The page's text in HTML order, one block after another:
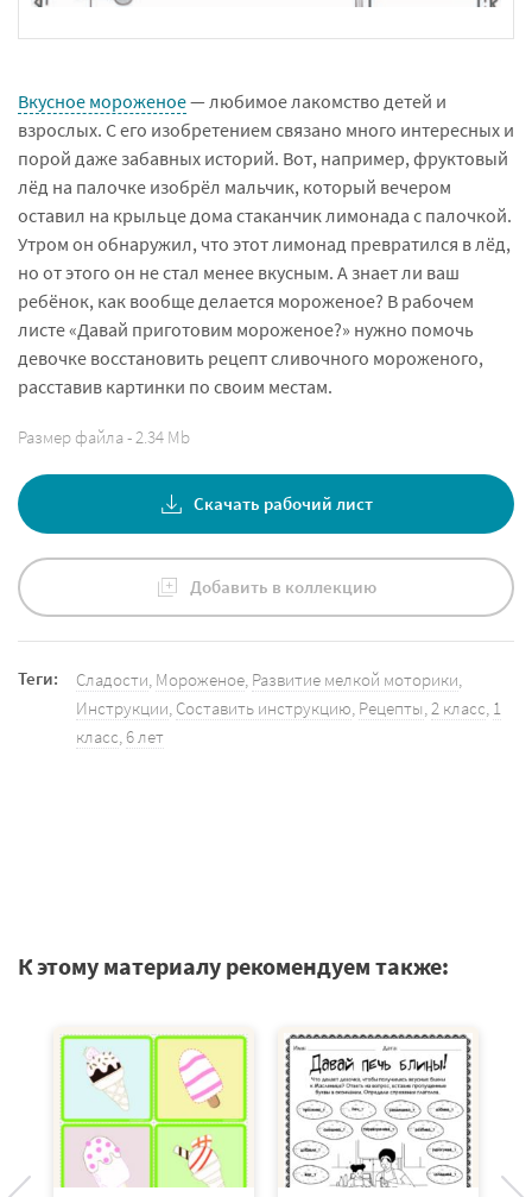
Вкусное мороженое— любимое лакомство детей и
взрослых. С его изобретением связано много интересных и
порой даже забавных историй. Вот, например, фруктовый
лёд на палочке изобрёл мальчик, который вечером
оставил на крыльце дома стаканчик лимонада с палочкой.
Утром он обнаружил, что этот лимонад превратился в лёд,
но от этого он не стал менее вкусным. А знает ли ваш
ребёнок, как вообще делается мороженое? В рабочем
листе «Давай приготовим мороженое?» нужно помочь
девочке восстановить рецепт сливочного мороженого,
расставив картинки по своим местам.
Размер файла - 2.34 Mb
Скачать рабочий лист
Добавить в коллекцию
Теги: Сладости Мороженое Развитие мелкой моторики
Инструкции Составить инструкцию Рецепты 2 класс 1
класс 6 лет
К этому материалу рекомендуем также: